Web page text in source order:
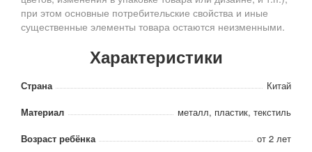
при этом основные потребительские свойства и иные
существенные элементы товара остаются неизменными.
Характеристики
Страна
Китай
Материал
металл, пластик, текстиль
Возраст ребёнка
от 2 лет